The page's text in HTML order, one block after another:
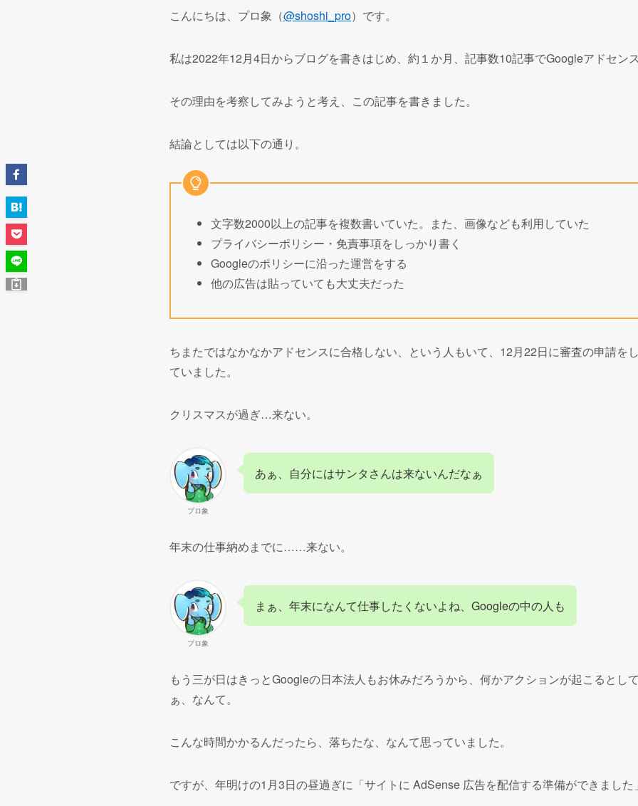
こんにちは、プロ象（@shoshi_pro）です。
私は2022年12月4日からブログを書きはじめ、約１か月、記事数10記事でGoogleアドセン
その理由を考察してみようと考え、この記事を書きました。
結論としては以下の通り。
文字数2000以上の記事を複数書いていた。また、画像なども利用していた
プライバシーポリシー・免責事項をしっかり書く
Googleのポリシーに沿った運営をする
他の広告は貼っていても大丈夫だった
ちまたではなかなかアドセンスに合格しない、という人もいて、12月22日に審査の申請を
ていました。
クリスマスが過ぎ…来ない。
プロ象
あぁ、自分にはサンタさんは来ないんだなぁ
年末の仕事納めまでに……来ない。
プロ象
まぁ、年末になんて仕事したくないよね、Googleの中の人も
もう三が日はきっとGoogleの日本法人もお休みだろうから、何かアクションが起こるとし
ぁ、なんて。
こんな時間かかるんだったら、落ちたな、なんて思っていました。
ですが、年明けの1月3日の昼過ぎに「サイトに AdSense 広告を配信する準備ができました